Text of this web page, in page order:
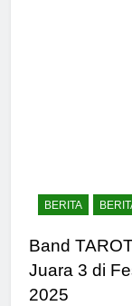
BERITA
Band
Juara 3 di
2025